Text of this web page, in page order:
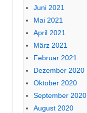
Juni 2021
Mai 2021
April 2021
März 2021
Februar 2021
Dezember 2020
Oktober 2020
September 2020
August 2020